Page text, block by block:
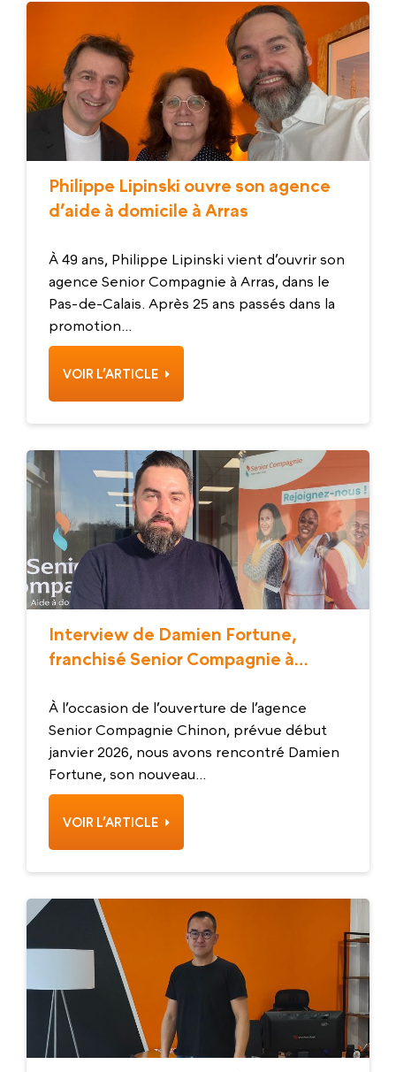
Philippe Lipinski ouvre son agence
d’aide à domicile à Arras
À 49 ans, Philippe Lipinski vient d’ouvrir son
agence Senior Compagnie à Arras, dans le
Pas-de-Calais. Après 25 ans passés dans la
promotion...
VOIR L’ARTICLE
Interview de Damien Fortune,
franchisé Senior Compagnie à
À l’occasion de l’ouverture de l’agence
Senior Compagnie Chinon, prévue début
janvier 2026, nous avons rencontré Damien
Fortune, son nouveau...
VOIR L’ARTICLE